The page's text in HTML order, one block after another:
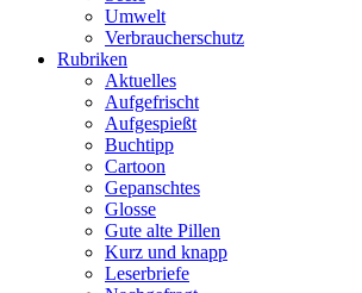
Umwelt
Verbraucherschutz
Rubriken
Aktuelles
Aufgefrischt
Aufgespießt
Buchtipp
Cartoon
Gepanschtes
Glosse
Gute alte Pillen
Kurz und knapp
Leserbriefe